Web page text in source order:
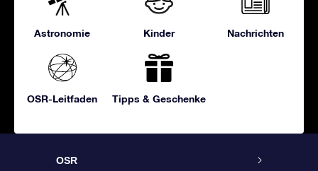
Astronomie Kinder Nachrichten
OSR-Leitfaden Tipps & Geschenke
OSR